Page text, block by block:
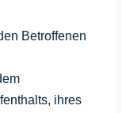
Betroffenen
ihres